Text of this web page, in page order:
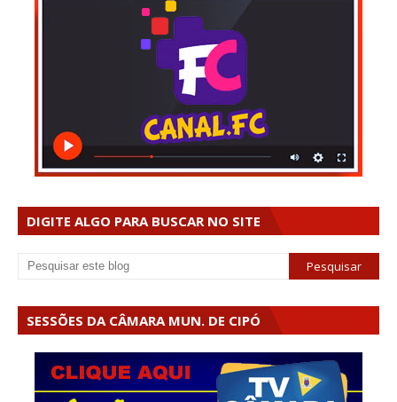
DIGITE ALGO PARA BUSCAR NO SITE
SESSÕES DA CÂMARA MUN. DE CIPÓ